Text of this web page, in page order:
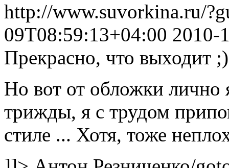
http://www.suvorkina.ru/
09T08:59:13+04:00 2010-
Прекрасно, что выходит ;)
Но вот от обложки лично
трижды, я с трудом
стиле ... Хотя, тоже